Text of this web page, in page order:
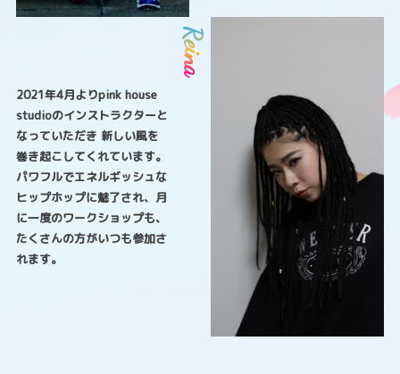
2021年4月よりpink house
studioのインストラクターと
なっていただき 新しい風を
巻き起こしてくれています。
パワフルでエネルギッシュな
ヒップホップに魅了され、月
に一度のワークショップも、
たくさんの方がいつも参加さ
れます。